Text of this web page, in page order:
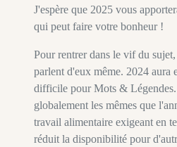
J'espère que 2025 vous
qui peut faire votre bonheur !
Pour rentrer dans le vif du
parlent d'eux même. 2024 aura
difficile pour Mots & Légendes.
globalement les mêmes que
travail alimentaire exigeant en
réduit la disponibilité pour